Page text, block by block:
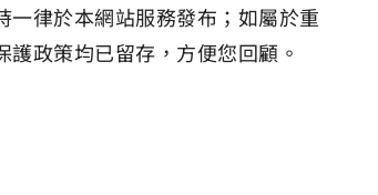
律於本網站服務發布；如屬於重
政策均已留存，方便您回顧。